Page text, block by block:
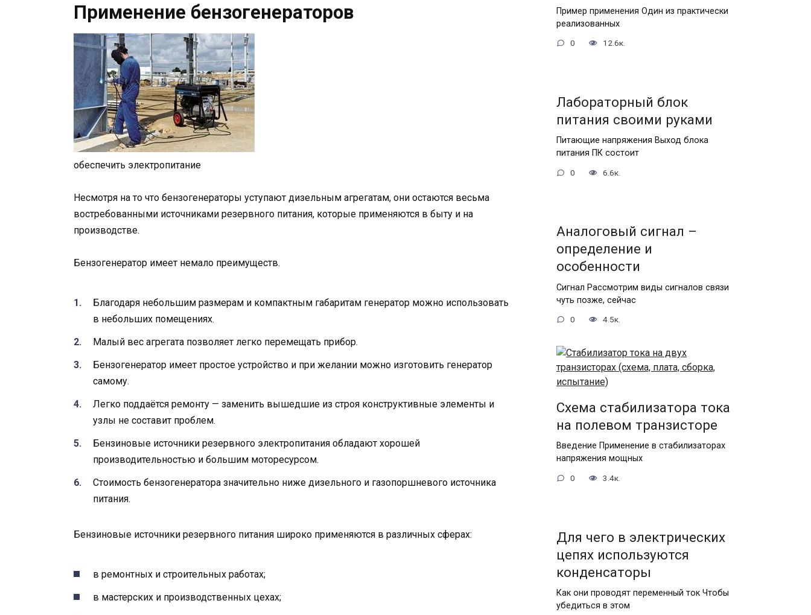
Применение бензогенераторов
обеспечить электропитание
Несмотря на то что бензогенераторы уступают дизельным агрегатам, они остаются весьма
востребованными источниками резервного питания, которые применяются в быту и на
производстве.
Бензогенератор имеет немало преимуществ.
Благодаря небольшим размерам и компактным габаритам генератор можно использовать
в небольших помещениях.
Малый вес агрегата позволяет легко перемещать прибор.
Бензогенератор имеет простое устройство и при желании можно изготовить генератор
самому.
Легко поддаётся ремонту — заменить вышедшие из строя конструктивные элементы и
узлы не составит проблем.
Бензиновые источники резервного электропитания обладают хорошей
производительностью и большим моторесурсом.
Стоимость бензогенератора значительно ниже дизельного и газопоршневого источника
питания.
Бензиновые источники резервного питания широко применяются в различных сферах:
в ремонтных и строительных работах;
в мастерских и производственных цехах;
Пример применения Один из практически
реализованных
0 12.6к.
Лабораторный блок
питания своими руками
Питающие напряжения Выход блока
питания ПК состоит
0 6.6к.
Аналоговый сигнал –
определение и
особенности
Сигнал Рассмотрим виды сигналов связи
чуть позже, сейчас
0 4.5к.
Схема стабилизатора тока
на полевом транзисторе
Введение Применение в стабилизаторах
напряжения мощных
0 3.4к.
Для чего в электрических
цепях используются
конденсаторы
Как они проводят переменный ток Чтобы
убедиться в этом